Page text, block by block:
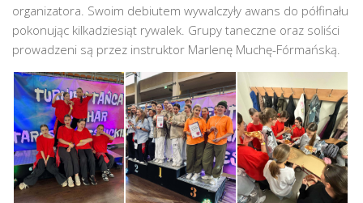
organizatora. Swoim debiutem wywalczyły awans do półfinału
pokonując kilkadziesiąt rywalek. Grupy taneczne oraz soliści
prowadzeni są przez instruktor Marlenę Muchę-Fórmańską.